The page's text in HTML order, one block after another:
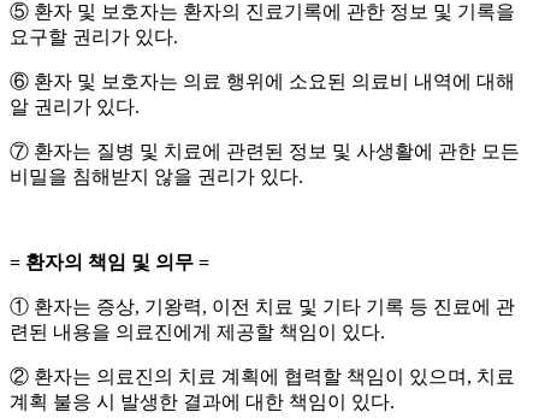
⑤ 환자 및 보호자는 환자의 진료기록에 관한 정보 및 기록을
요구할 권리가 있다.
⑥ 환자 및 보호자는 의료 행위에 소요된 의료비 내역에 대해
알 권리가 있다.
⑦ 환자는 질병 및 치료에 관련된 정보 및 사생활에 관한 모든
비밀을 침해받지 않을 권리가 있다.
= 환자의 책임 및 의무 =
① 환자는 증상, 기왕력, 이전 치료 및 기타 기록 등 진료에 관
련된 내용을 의료진에게 제공할 책임이 있다.
② 환자는 의료진의 치료 계획에 협력할 책임이 있으며 , 치료
계획 불응 시 발생한 결과에 대한 책임이 있다.